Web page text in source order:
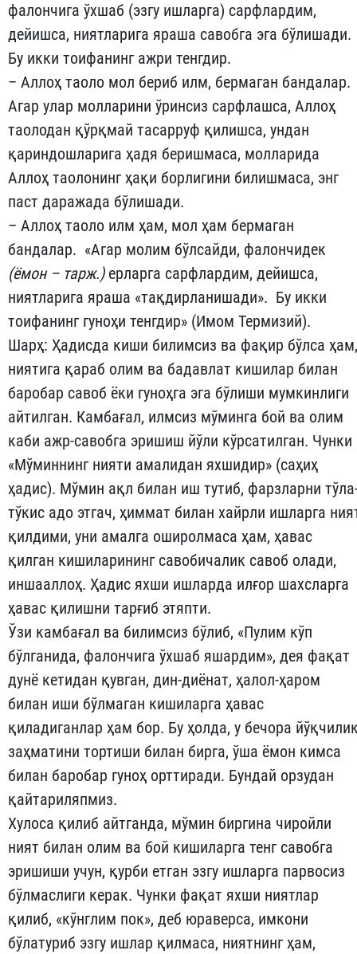
фалончига ўхшаб (эзгу ишларга) сарфлардим,
дейишса, ниятларига яраша савобга эга бўлишади.
Бу икки тоифанинг ажри тенгдир.
– Аллоҳ таоло мол бериб илм, бермаган бандалар.
Агар улар молларини ўринсиз сарфлашса, Аллоҳ
таолодан қўрқмай тасарруф қилишса, ундан
қариндошларига ҳадя беришмаса, молларида
Аллоҳ таолонинг ҳақи борлигини билишмаса, энг
паст даражада бўлишади.
– Аллоҳ таоло илм ҳам, мол ҳам бермаган
бандалар. «Агар молим бўлсайди, фалончидек
(ёмон – тарж.)ерларга сарфлардим, дейишса,
ниятларига яраша «тақдирланишади». Бу икки
тоифанинг гуноҳи тенгдир» (Имом Термизий).
Шарҳ: Ҳадисда киши билимсиз ва фақир бўлса ҳам,
ниятига қараб олим ва бадавлат кишилар билан
баробар савоб ёки гуноҳга эга бўлиши мумкинлиги
айтилган. Камбағал, илмсиз мўминга бой ва олим
каби ажр-савобга эришиш йўли кўрсатилган. Чунки
«Мўминнинг нияти амалидан яхшидир» (саҳиҳ
ҳадис). Мўмин ақл билан иш тутиб, фарзларни
тўкис адо этгач, ҳиммат билан хайрли ишларга
қилдими, уни амалга оширолмаса ҳам, ҳавас
қилган кишиларининг савобичалик савоб олади,
иншааллоҳ. Ҳадис яхши ишларда илғор шахсларга
ҳавас қилишни тарғиб этяпти.
Ўзи камбағал ва билимсиз бўлиб, «Пулим кўп
бўлганида, фалончига ўхшаб яшардим», дея фақат
дунё кетидан қувган, дин-диёнат, ҳалол-ҳаром
билан иши бўлмаган кишиларга ҳавас
қиладиганлар ҳам бор. Бу ҳолда, у бечора
заҳматини тортиши билан бирга, ўша ёмон кимса
билан баробар гуноҳ орттиради. Бундай орзудан
қайтариляпмиз.
Хулоса қилиб айтганда, мўмин биргина чиройли
ният билан олим ва бой кишиларга тенг савобга
эришиши учун, қурби етган эзгу ишларга парвосиз
бўлмаслиги керак. Чунки фақат яхши ниятлар
қилиб, «кўнглим пок», деб юраверса, имкони
бўлатуриб эзгу ишлар қилмаса, ниятнинг ҳам,